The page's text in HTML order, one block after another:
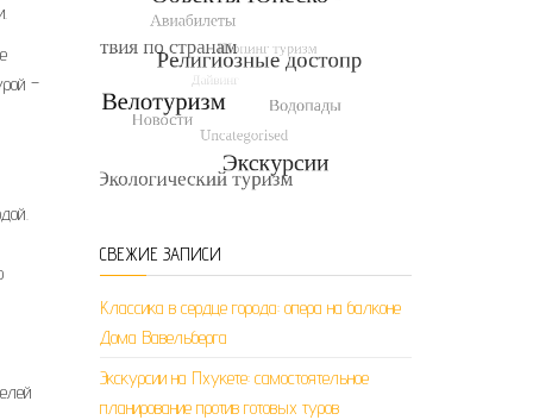
–
СВЕЖИЕ ЗАПИСИ
Классика в сердце города: опера на балконе
Дома Вавельберга
Экскурсии на Пхукете: самостоятельное
планирование против готовых туров